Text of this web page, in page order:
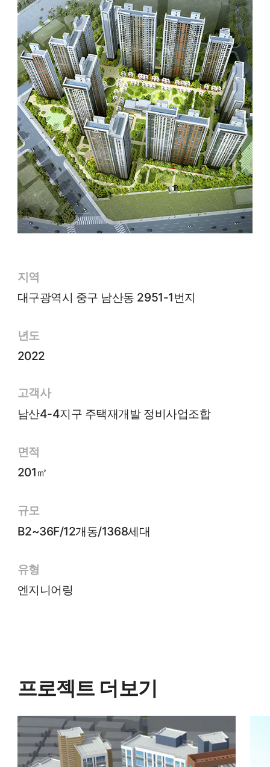
지역
대구광역시 중구 남산동 2951-1번지
년도
2022
고객사
남산4-4지구 주택재개발 정비사업조합
면적
201㎡
규모
B2~36F/12개동/1368세대
유형
엔지니어링
프로젝트 더보기